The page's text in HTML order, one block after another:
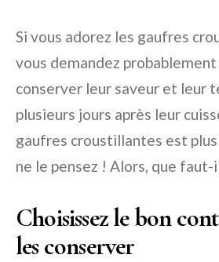
Si vous adorez les gaufres
vous demandez
conserver leur saveur et leur
plusieurs jours après leur
gaufres croustillantes est
ne le pensez ! Alors, que faut-
Choisissez le bon
les conserver